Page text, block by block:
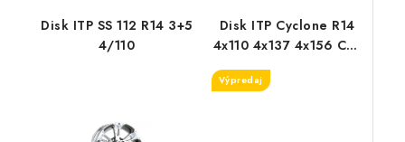
Disk ITP SS 112 R14 3+5
4/110
Disk ITP Cyclone R14
4x110 4x137 4x156 Can
Výpredaj